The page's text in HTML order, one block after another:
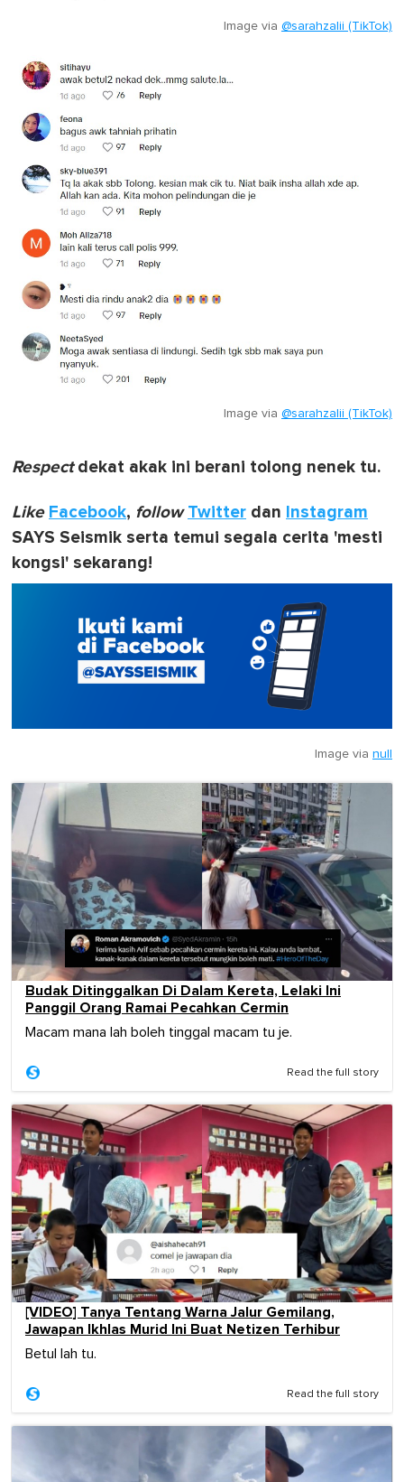
Image via @sarahzalii (TikTok)
Image via @sarahzalii (TikTok)
Respectdekat akak ini berani tolong nenek tu.
Like Facebook, follow Twitter dan Instagram
SAYS Seismik serta temui segala cerita 'mesti
kongsi' sekarang!
Image via null
Budak Ditinggalkan Di Dalam Kereta, Lelaki Ini
Panggil Orang Ramai Pecahkan Cermin
Macam mana lah boleh tinggal macam tu je.
Read the full story
[VIDEO] Tanya Tentang Warna Jalur Gemilang,
Jawapan Ikhlas Murid Ini Buat Netizen Terhibur
Betul lah tu.
Read the full story